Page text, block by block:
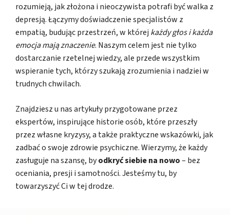
rozumieją, jak złożona i nieoczywista potrafi być walka z
depresją. Łączymy doświadczenie specjalistów z
empatią, budując przestrzeń, w której każdy głos i każda
emocja mają znaczenie. Naszym celem jest nie tylko
dostarczanie rzetelnej wiedzy, ale przede wszystkim
wspieranie tych, którzy szukają zrozumienia i nadziei w
trudnych chwilach.
Znajdziesz u nas artykuły przygotowane przez
ekspertów, inspirujące historie osób, które przeszły
przez własne kryzysy, a także praktyczne wskazówki, jak
zadbać o swoje zdrowie psychiczne. Wierzymy, że każdy
zasługuje na szansę, byodkryć siebie na nowo– bez
oceniania, presji i samotności. Jesteśmy tu, by
towarzyszyć Ci w tej drodze.